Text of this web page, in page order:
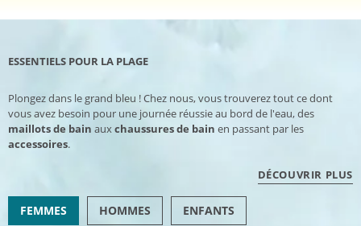
ESSENTIELS POUR LA PLAGE
Plongez dans le grand bleu ! Chez nous, vous trouverez tout ce dont
vous avez besoin pour une journée réussie au bord de l'eau, des
maillots de bain auxchaussures de bain en passant par les
accessoires.
DÉCOUVRIR PLUS
FEMMES HOMMES ENFANTS